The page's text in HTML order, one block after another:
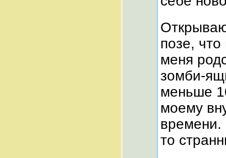
позе,
меня
зомби-
меньше
моему
времени.
то